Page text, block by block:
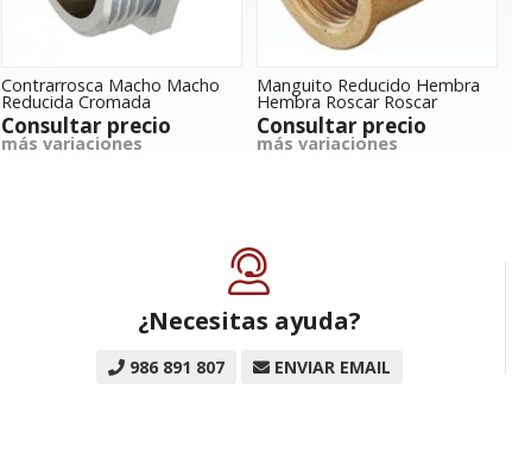
Contrarrosca Macho Macho
Reducida Cromada
Consultar precio
más variaciones
Manguito Reducido Hembra
Hembra Roscar Roscar
Consultar precio
más variaciones
¿Necesitas ayuda?
986 891 807 ENVIAR EMAIL